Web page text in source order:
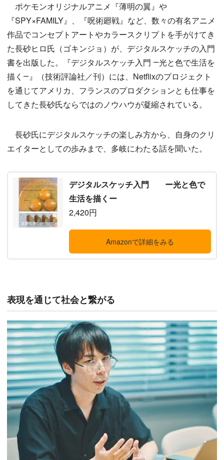
ポケモンオリジナルアニメ『薄明の翼』や
『SPY×FAMILY』、『呪術廻戦』など、数々の有名アニメ
作品でコンセプトアートやカラースクリプトを手がけてき
た長砂ヒロ氏（ゴキンジョ）が、デジタルスケッチの入門
書を出版した。『デジタルスケッチ入門 ―光と色で生活を
描く―』（技術評論社／刊）には、Netflixのプロジェクト
を通じてアメリカ、フランスのプロダクションとも仕事を
してきた長砂氏ならではのノウハウが凝縮されている。
長砂氏にデジタルスケッチの楽しみ方から、自身のクリ
エイターとしての歩みまで、多岐にわたる話を聞いた。
デジタルスケッチ入門 ー光と色で
生活を描くー
2,420円
Amazonで詳細をみる
表現を通じて社会と繋がる